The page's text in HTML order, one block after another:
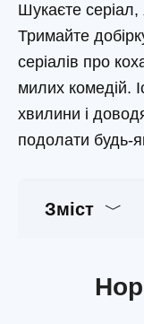
Шукаєте
Тримайте
серіалів про
милих комедій.
хвилини і
подолати будь-
Зміст